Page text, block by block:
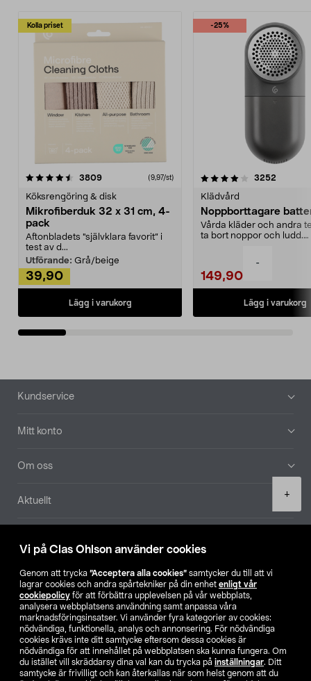
Vi på Clas Ohlson använder cookies
Genom att trycka ”Acceptera alla cookies” samtycker du till att vi
lagrar cookies och andra spårtekniker på din enhet enligt vår
cookiepolicy för att förbättra upplevelsen på vår webbplats,
analysera webbplatsens användning samt anpassa våra
marknadsföringsinsatser. Vi använder fyra kategorier av cookies:
nödvändiga, funktionella, analys och annonsering. För nödvändiga
cookies krävs inte ditt samtycke eftersom dessa cookies är
nödvändiga för att innehållet på webbplatsen ska kunna fungera. Om
du istället vill skräddarsy dina val kan du trycka på inställningar. Ditt
samtycke är frivilligt och kan återkallas när som helst genom att du
-
+
Kolla priset
3809recensioner (9,97/st)
Köksrengöring & disk
Mikrofiberduk 32 x 31 cm, 4-
pack
Aftonbladets "självklara favorit” i
test av d...
Utförande: Grå/beige
39,90
Lägg i varukorg
-25%
4.0av 5 stjärnor 3252
Klädvård
Noppborttagare
Vårda kläder och andra
ta bort noppor och ludd.
149,90
Lägg i varukorg
4.5av 5 stjärnor
Sidfot
Kundservice
Mitt konto
Om oss
Aktuellt
Hitta butik
SE NO FI